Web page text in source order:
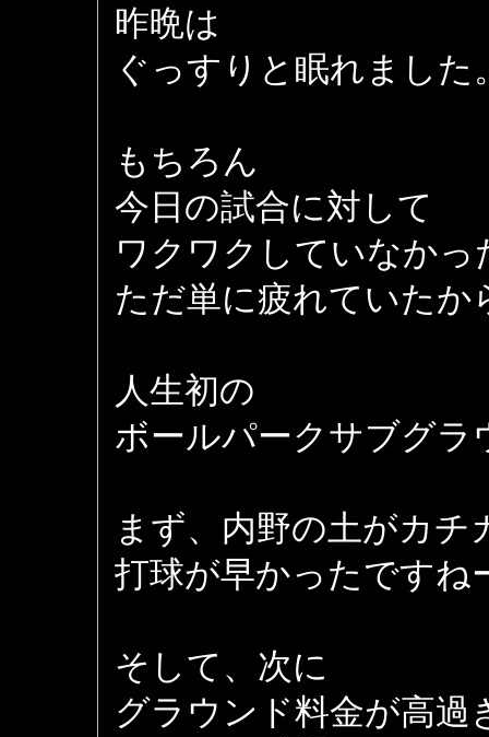
昨晩は
ぐっすりと眠れました
もちろん
今日の試合に対して
ワクワクしていなか
ただ単に疲れていたか
人生初の
ボールパークサブグラ
まず、内野の土がカ
打球が早かったですね
そして、次に
グラウンド料金が高過